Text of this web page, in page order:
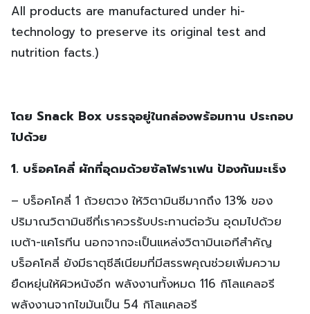
All products are manufactured under hi-
technology to preserve its original test and
nutrition facts.)
โดย Snack Box บรรจุอยู่ในกล่องพร้อมทาน ประกอบ
ไปด้วย
1. บร็อคโคลี่ ผักที่อุดมด้วยซัลโฟราเฟน ป้องกันมะเร็ง
– บร็อคโคลี่ 1 ถ้วยตวง ให้วิตามินซีมากถึง 13% ของ
ปริมาณวิตามินซีที่เราควรรับประทานต่อวัน อุดมไปด้วย
เบต้า-แคโรทีน นอกจากจะเป็นแหล่งวิตามินเอทีสำคัญ
บร็อคโคลี่ ยังมีธาตุซีลีเนียมที่มีสรรพคุณช่วยเพิ่มความ
ยืดหยุ่นให้ผิวหนังอีก พลังงานทั้งหมด 116 กิโลแคลอรี
พลังงานจากไขมันเป็น 54 กิโลแคลอรี